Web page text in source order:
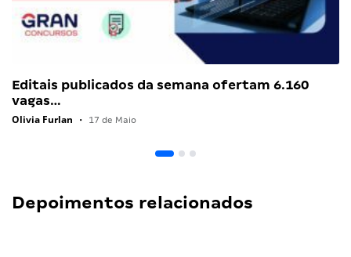
Editais publicados da semana ofertam 6.160
vagas…
Olivia Furlan • 17 de Maio
Depoimentos relacionados